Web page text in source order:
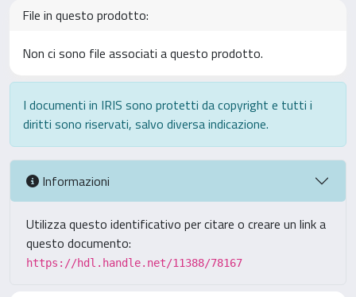
File in questo prodotto:
Non ci sono file associati a questo prodotto.
I documenti in IRIS sono protetti da copyright e tutti i
diritti sono riservati, salvo diversa indicazione.
Informazioni
Utilizza questo identificativo per citare o creare un link a
questo documento:
https://hdl.handle.net/11388/78167